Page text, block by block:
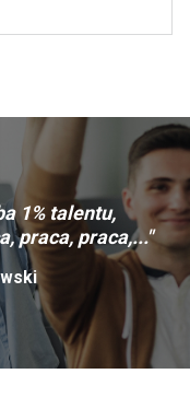
1% talentu,
praca, praca,..."